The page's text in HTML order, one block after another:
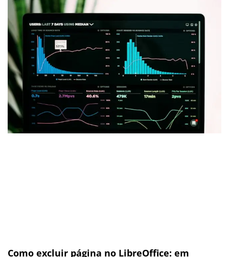
Como excluir página no LibreOffice: em